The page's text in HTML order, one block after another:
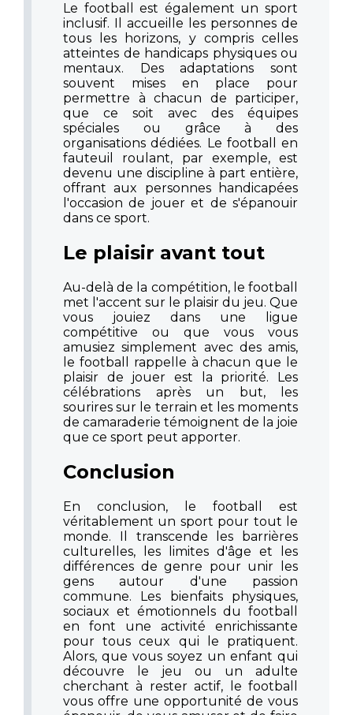
Le football est également un sport
inclusif. Il accueille les personnes de
tous les horizons, y compris celles
atteintes de handicaps physiques ou
mentaux. Des adaptations sont
souvent mises en place pour
permettre à chacun de participer,
que ce soit avec des équipes
spéciales ou grâce à des
organisations dédiées. Le football en
fauteuil roulant, par exemple, est
devenu une discipline à part entière,
offrant aux personnes handicapées
l'occasion de jouer et de s'épanouir
dans ce sport.
Le plaisir avant tout
Au-delà de la compétition, le football
met l'accent sur le plaisir du jeu. Que
vous jouiez dans une ligue
compétitive ou que vous vous
amusiez simplement avec des amis,
le football rappelle à chacun que le
plaisir de jouer est la priorité. Les
célébrations après un but, les
sourires sur le terrain et les moments
de camaraderie témoignent de la joie
que ce sport peut apporter.
Conclusion
En conclusion, le football est
véritablement un sport pour tout le
monde. Il transcende les barrières
culturelles, les limites d'âge et les
différences de genre pour unir les
gens autour d'une passion
commune. Les bienfaits physiques,
sociaux et émotionnels du football
en font une activité enrichissante
pour tous ceux qui le pratiquent.
Alors, que vous soyez un enfant qui
découvre le jeu ou un adulte
cherchant à rester actif, le football
vous offre une opportunité de vous